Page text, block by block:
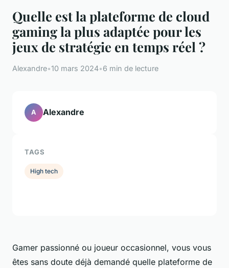
Quelle est la plateforme de cloud
gaming la plus adaptée pour les
jeux de stratégie en temps réel ?
Alexandre•10 mars 2024•6 min de lecture
Gamer passionné ou joueur occasionnel, vous vous
êtes sans doute déjà demandé quelle plateforme de
A Alexandre
TAGS
High tech